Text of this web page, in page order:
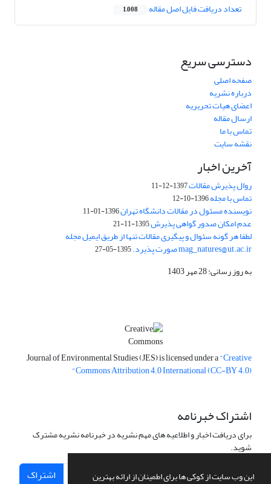
این وب سایت از کوکی ها برای اطمینان از ارائه بهترین
تعداد دریافت فایل اصل مقاله 1,008
دسترسی سریع
صفحه اصلی
درباره نشریه
اعضای هیات تحریریه
ارسال مقاله
تماس با ما
نقشه سایت
آخرین اخبار
روال پذیرش مقالات1397-12-11
تماس با مجله1396-10-12
نویسنده مسئول در مقالات دانشگاه تهران1396-01-11
عدم امکان صدور گواهی پذیرش1395-11-21
لطفا هر گونه سئوال و پیگیری مقالات تنها از طریق ایمیل مجله
mag_natures@ut.ac.ir صورت پذیرد. 1395-05-27
به روز رسانی: 28 مهر 1403
Journal of Environmental Studies (JES) is licensed under a"Creative
Commons Attribution 4.0 International (CC-BY 4.0)"
اشتراک خبرنامه
برای دریافت اخبار و اطلاعیه های مهم نشریه در خبرنامه نشریه مشترک
شوید.
اشتراک